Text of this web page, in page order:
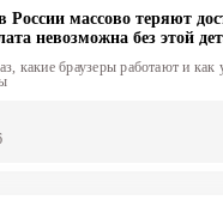
России массово теряют
невозможна без этой
какие браузеры работают и как